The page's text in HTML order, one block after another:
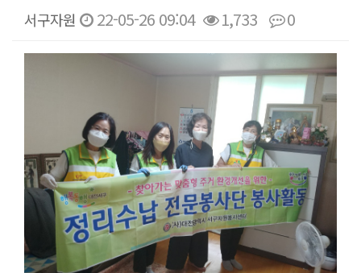
서구자원 22-05-26 09:04 1,733 0
본문